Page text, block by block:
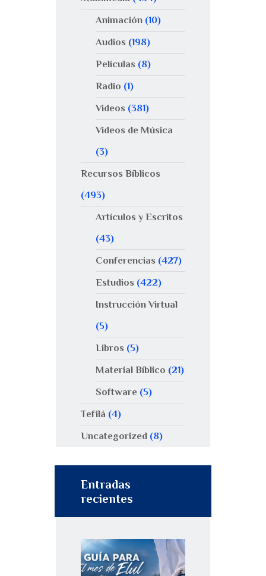
Animación(10)
Audios (198)
Películas (8)
Radio (1)
Videos (381)
Videos de Música
(3)
Recursos Bíblicos
(493)
Artículos y Escritos
(43)
Conferencias (427)
Estudios (422)
Instrucción Virtual
(5)
Libros (5)
Material Bíblico (21)
Software(5)
Tefilá (4)
Uncategorized (8)
Entradas
recientes